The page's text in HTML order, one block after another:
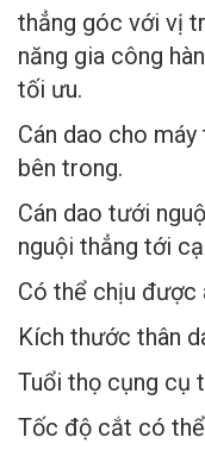
thẳng góc với vị
năng gia công
tối ưu.
Cán dao cho
bên trong.
Cán dao tưới
nguội thẳng tới
Có thể chịu được
Kích thước thân
Tuổi thọ cụng cụ
Tốc độ cắt có